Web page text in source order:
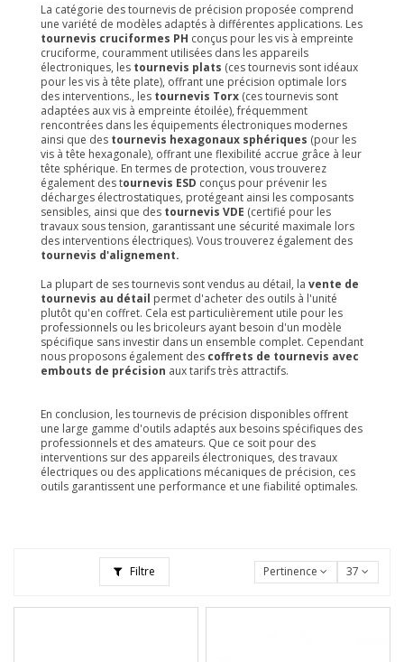
La catégorie des tournevis de précision proposée comprend
une variété de modèles adaptés à différentes applications. Les
tournevis cruciformes PH conçus pour les vis à empreinte
cruciforme, couramment utilisées dans les appareils
électroniques, les tournevis plats (ces tournevis sont idéaux
pour les vis à tête plate), offrant une précision optimale lors
des interventions., les tournevis Torx (ces tournevis sont
adaptées aux vis à empreinte étoilée), fréquemment
rencontrées dans les équipements électroniques modernes
ainsi que des tournevis hexagonaux sphériques (pour les
vis à tête hexagonale), offrant une flexibilité accrue grâce à leur
tête sphérique. En termes de protection, vous trouverez
également des tournevis ESD conçus pour prévenir les
décharges électrostatiques, protégeant ainsi les composants
sensibles, ainsi que des tournevis VDE (certifié pour les
travaux sous tension, garantissant une sécurité maximale lors
des interventions électriques). Vous trouverez également des
tournevis d'alignement.
La plupart de ses tournevis sont vendus au détail, la vente de
tournevis au détail permet d'acheter des outils à l'unité
plutôt qu'en coffret. Cela est particulièrement utile pour les
professionnels ou les bricoleurs ayant besoin d'un modèle
spécifique sans investir dans un ensemble complet. Cependant
nous proposons également des coffrets de tournevis avec
embouts de précision aux tarifs très attractifs.
En conclusion, les tournevis de précision disponibles offrent
une large gamme d'outils adaptés aux besoins spécifiques des
professionnels et des amateurs. Que ce soit pour des
interventions sur des appareils électroniques, des travaux
électriques ou des applications mécaniques de précision, ces
outils garantissent une performance et une fiabilité optimales.
Filtre Pertinence 37